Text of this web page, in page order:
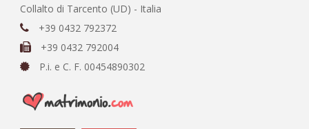
Collalto di Tarcento (UD) - Italia
+39 0432 792372
+39 0432 792004
P.i. e C. F. 00454890302